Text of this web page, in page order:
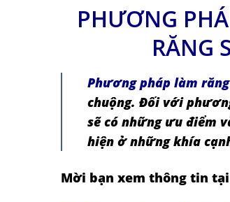
PHƯƠNG
RĂNG
Phương pháp làm
chuộng. Đối với
sẽ có những ưu điểm
hiện ở những khía
Mời bạn xem thông tin